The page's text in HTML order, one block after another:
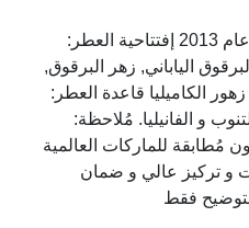
عطر زهري - فواكه للنساء صدر عام 2013 إفتتاحية العطر:
الياباني, زهر البرقوق,
الكاميليا قاعدة العطر:
و الفانيليا. مُلاحظة:
مُطابقة للماركات العالمية
ثبات و تركيز عالي و ضمان
فقط